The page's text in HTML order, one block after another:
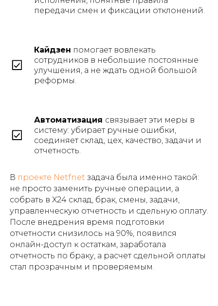
передачи смен и фиксации отклонений.
Кайдзен помогает вовлекать
сотрудников в небольшие постоянные
улучшения, а не ждать одной большой
реформы.
Автоматизация связывает эти меры в
систему: убирает ручные ошибки,
соединяет склад, цех, качество, задачи и
отчетность.
В проекте Netfnet задача была именно такой:
не просто заменить ручные операции, а
собрать в X24 склад, брак, смены, задачи,
управленческую отчетность и сдельную оплату.
После внедрения время подготовки
отчетности снизилось на 90%, появился
онлайн-доступ к остаткам, заработала
отчетность по браку, а расчет сдельной оплаты
стал прозрачным и проверяемым.